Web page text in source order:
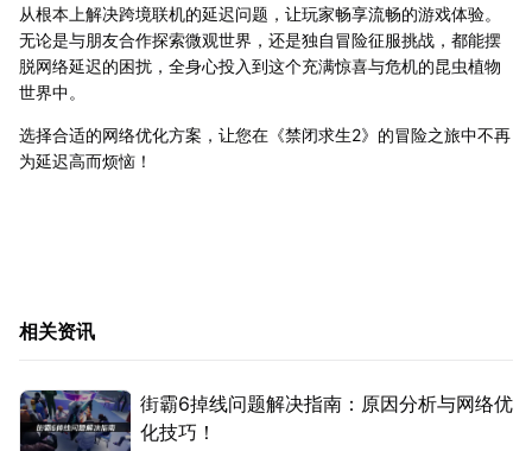
从根本上解决跨境联机的延迟问题，让玩家畅享流畅的游戏体验。
无论是与朋友合作探索微观世界，还是独自冒险征服挑战，都能摆
脱网络延迟的困扰，全身心投入到这个充满惊喜与危机的昆虫植物
世界中。
选择合适的网络优化方案，让您在《禁闭求生2》的冒险之旅中不再
为延迟高而烦恼！
相关资讯
街霸6掉线问题解决指南：原因分析与网络优
化技巧！